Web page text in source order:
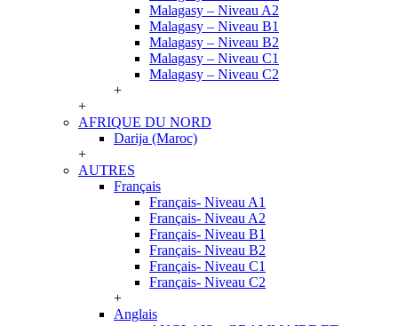
Malagasy – Niveau A2
Malagasy – Niveau B1
Malagasy – Niveau B2
Malagasy – Niveau C1
Malagasy – Niveau C2
+
+
AFRIQUE DU NORD
Darija (Maroc)
+
AUTRES
Français
Français- Niveau A1
Français- Niveau A2
Français- Niveau B1
Français- Niveau B2
Français- Niveau C1
Français- Niveau C2
+
Anglais